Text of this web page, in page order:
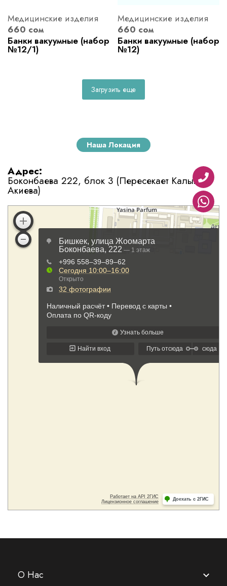
Медицинские изделия
660 сом
Банки вакуумные (набор
№12/1)
Медицинские изделия
660 сом
Банки вакуумные (набор
№12)
Загрузить еще
Наша Локация
Адрес:
Боконбаева 222, блок 3 (Пересекает Калык
Акиева)
О Нас